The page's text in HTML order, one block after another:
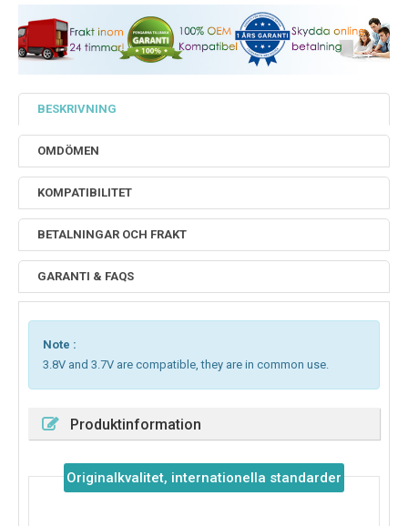
BESKRIVNING
OMDÖMEN
KOMPATIBILITET
BETALNINGAR OCH FRAKT
GARANTI & FAQS
Note :
3.8V and 3.7V are compatible, they are in common use.
Produktinformation
Originalkvalitet, internationella standarder